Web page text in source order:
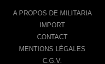
A PROPOS DE MILITARIA
IMPORT
CONTACT
MENTIONS LÉGALES
C.G.V.